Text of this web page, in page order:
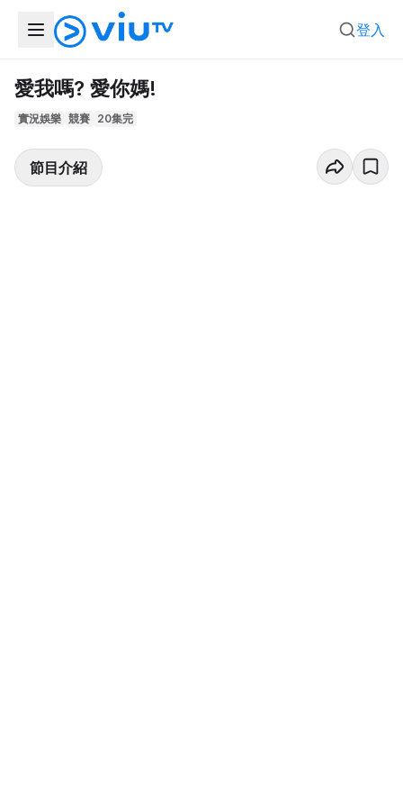
登入
愛我嗎? 愛你媽!
實況娛樂 競賽 20集完
節目介紹